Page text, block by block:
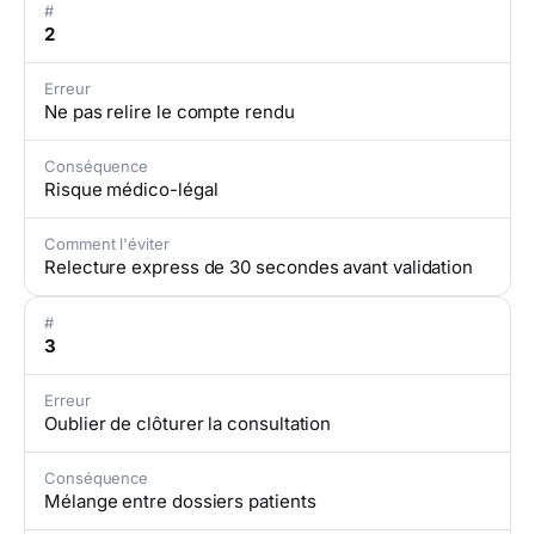
#
2
Erreur
Ne pas relire le compte rendu
Conséquence
Risque médico-légal
Comment l'éviter
Relecture express de 30 secondes avant validation
#
3
Erreur
Oublier de clôturer la consultation
Conséquence
Mélange entre dossiers patients